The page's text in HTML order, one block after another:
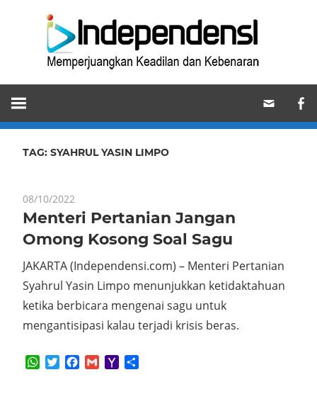
Memperjuangkan
Keadilan
dan
Kebenaran
TAG: SYAHRUL YASIN LIMPO
08/10/2022
Menteri Pertanian Jangan
Omong Kosong Soal Sagu
JAKARTA (Independensi.com) – Menteri Pertanian
Syahrul Yasin Limpo menunjukkan ketidaktahuan
ketika berbicara mengenai sagu untuk
mengantisipasi kalau terjadi krisis beras.
WhatsApp
TwitterFacebook
GmailYahoo